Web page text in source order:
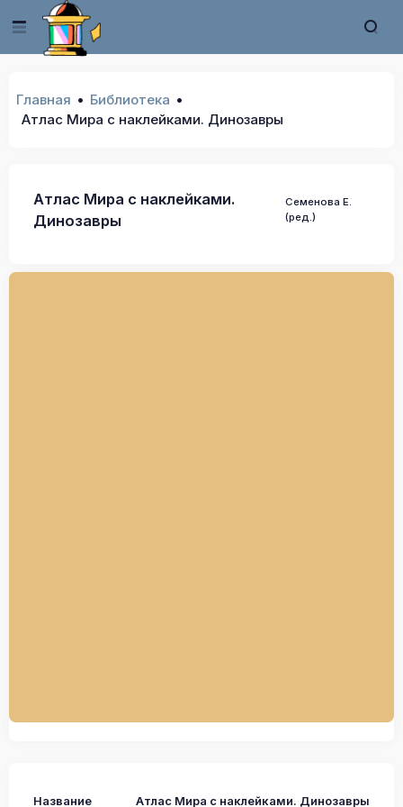
Главная
Библиотека
Атлас Мира с наклейками. Динозавры
Атлас Мира с наклейками.
Динозавры
Семенова Е.
(ред.)
Название Атлас Мира с наклейками. Динозавры